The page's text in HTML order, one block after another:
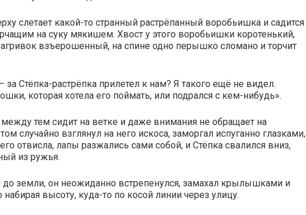
слетает какой-то странный растрёпанный воробьишка и садится
на суку мякишем. Хвост у этого воробьишки коротенький,
взъерошенный, на спине одно перышко сломано и торчит
Стёпка-растрёпка прилетел к нам? Я такого ещё не видел.
которая хотела его поймать, или подрался с кем-нибудь».
между тем сидит на ветке и даже внимания не обращает на
случайно взглянул на него искоса, заморгал испуганно глазками,
отвисла, лапы разжались сами собой, и Стёпка свалился вниз,
из ружья.
до земли, он неожиданно встрепенулся, замахал крылышками и
набирая высоту, куда-то по косой линии через улицу.